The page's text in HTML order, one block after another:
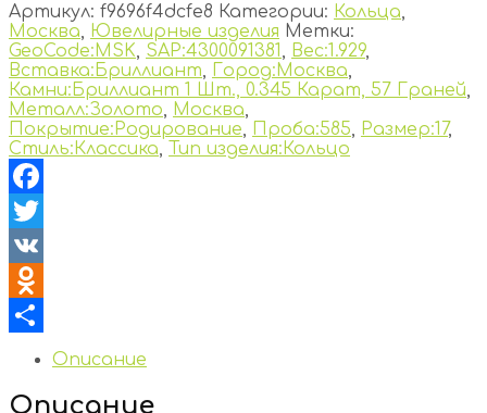
Артикул: f9696f4dcfe8 Категории: Кольца,
Москва, Ювелирные изделия Метки:
GeoCode:MSK, SAP:4300091381, Вес:1.929,
Вставка:Бриллиант, Город:Москва,
Камни:Бриллиант 1 Шт., 0.345 Карат, 57 Граней,
Металл:Золото, Москва,
Покрытие:Родирование, Проба:585, Размер:17,
Стиль:Классика, Тип изделия:Кольцо
Facebook
Twitter
VK
Odnoklassniki
Отправить
Описание
Описание